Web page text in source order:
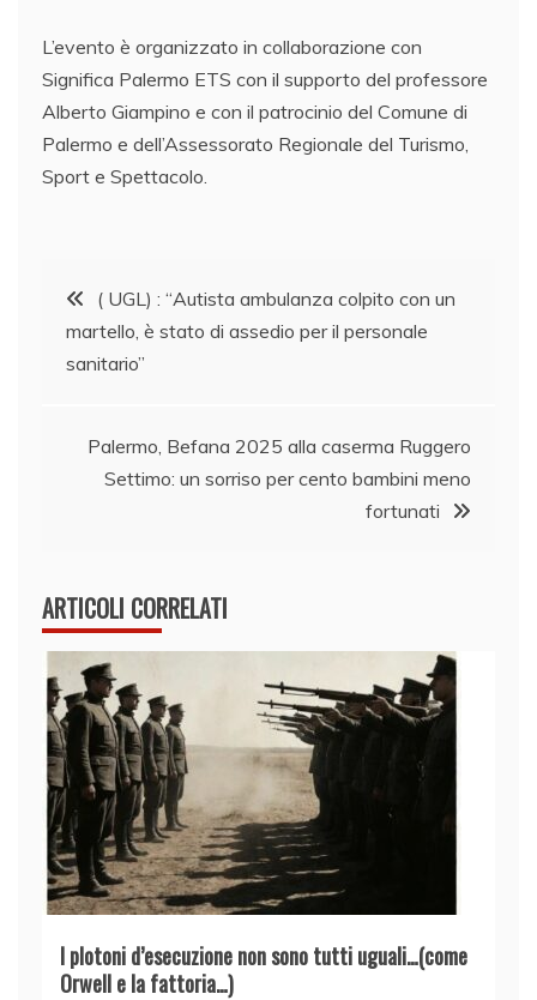
L’evento è organizzato in collaborazione con
Significa Palermo ETS con il supporto del professore
Alberto Giampino e con il patrocinio del Comune di
Palermo e dell’Assessorato Regionale del Turismo,
Sport e Spettacolo.
Navigazione
articoli
( UGL) : “Autista ambulanza colpito con un
martello, è stato di assedio per il personale
sanitario”
Palermo, Befana 2025 alla caserma Ruggero
Settimo: un sorriso per cento bambini meno
fortunati
ARTICOLI CORRELATI
I plotoni d’esecuzione non sono tutti uguali…(come
Orwell e la fattoria…)